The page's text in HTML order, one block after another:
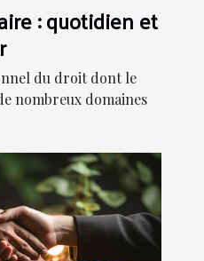
: quotidien et
du droit dont le
nombreux domaines